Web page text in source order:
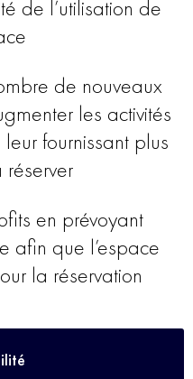
de l’utilisation de
de nouveaux
les activités
fournissant plus
réserver
en prévoyant
afin que l’espace
la réservation